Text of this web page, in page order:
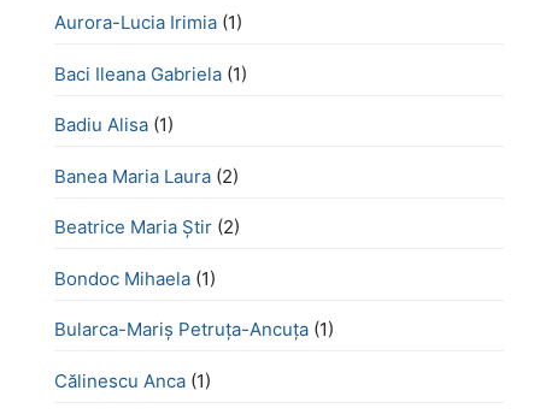
Aurora-Lucia Irimia (1)
Baci Ileana Gabriela (1)
Badiu Alisa (1)
Banea Maria Laura (2)
Beatrice Maria Știr (2)
Bondoc Mihaela (1)
Bularca-Mariș Petruța-Ancuța (1)
Călinescu Anca (1)